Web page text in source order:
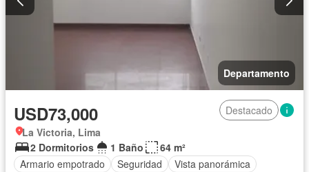
Departamento
USD73,000
Destacado
La Victoria, Lima
2 Dormitorios
1 Baño
64 m²
Armario empotrado
Seguridad Vista panorámica